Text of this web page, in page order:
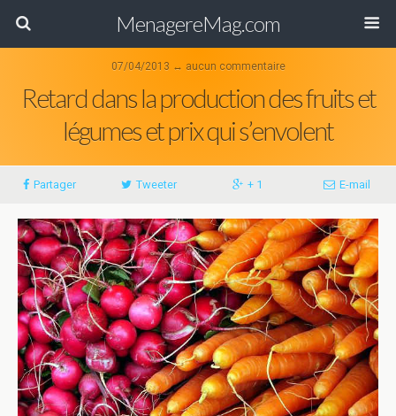
MenagereMag.com
07/04/2013 ↔ aucun commentaire
Retard dans la production des fruits et
légumes et prix qui s’envolent
Partager Tweeter + 1 E-mail